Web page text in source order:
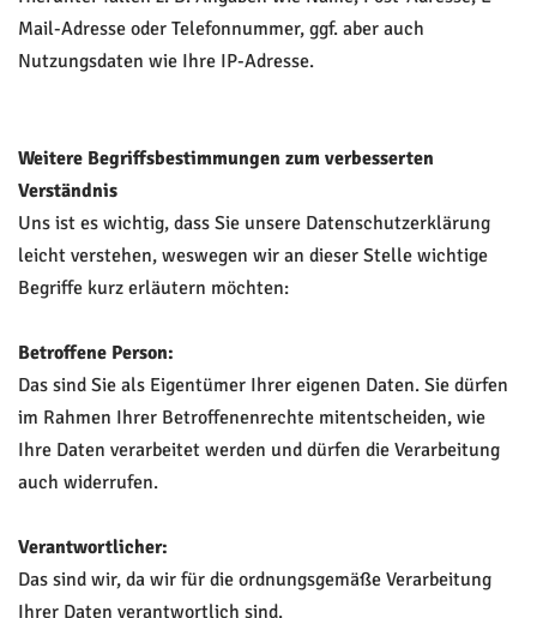
Mail-Adresse oder Telefonnummer, ggf. aber auch
Nutzungsdaten wie Ihre IP-Adresse.
Weitere Begriffsbestimmungen zum verbesserten
Verständnis
Uns ist es wichtig, dass Sie unsere Datenschutzerklärung
leicht verstehen, weswegen wir an dieser Stelle wichtige
Begriffe kurz erläutern möchten:
Betroffene Person:
Das sind Sie als Eigentümer Ihrer eigenen Daten. Sie dürfen
im Rahmen Ihrer Betroffenenrechte mitentscheiden, wie
Ihre Daten verarbeitet werden und dürfen die Verarbeitung
auch widerrufen.
Verantwortlicher:
Das sind wir, da wir für die ordnungsgemäße Verarbeitung
Ihrer Daten verantwortlich sind.